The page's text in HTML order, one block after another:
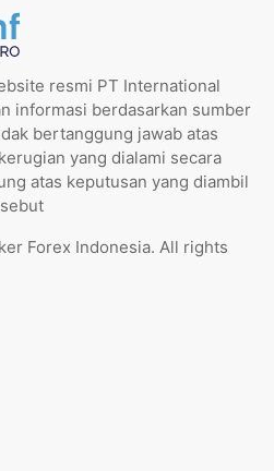
resmi PT International
informasi berdasarkan sumber
bertanggung jawab atas
yang dialami secara
atas keputusan yang diambil
Forex Indonesia. All rights